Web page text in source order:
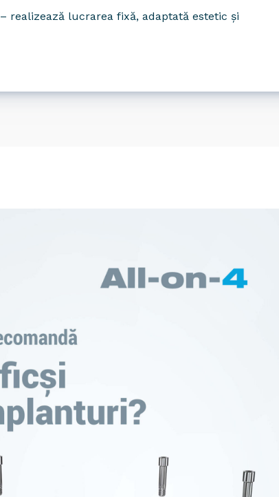
– realizează lucrarea fixă, adaptată estetic și